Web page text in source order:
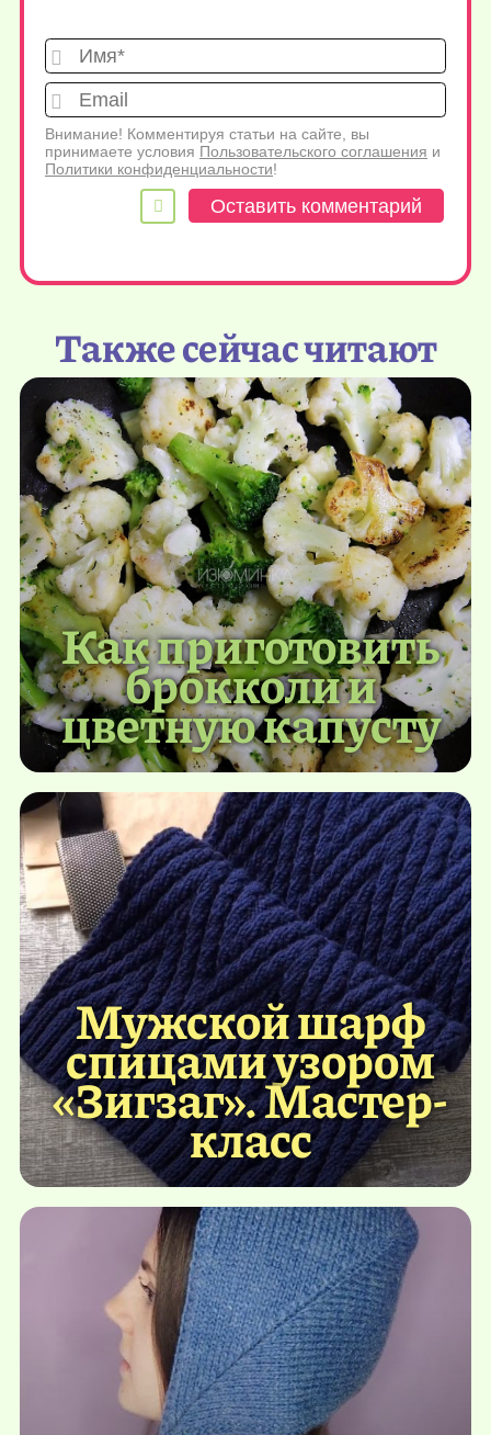
Имя*
Внимание! Комментируя статьи на сайте, вы
принимаете условия Пользовательского соглашения и
Политики конфиденциальности!
Также сейчас читают
Как приготовить
брокколи и
цветную капусту
Мужской шарф
спицами узором
«Зигзаг». Мастер-
класс